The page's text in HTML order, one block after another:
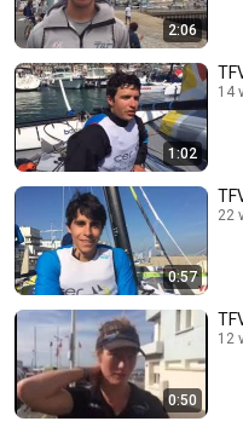
2:06
1:02
14
0:57
22
0:50
12